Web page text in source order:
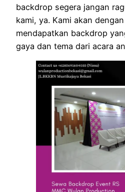
backdrop segera jangan
kami, ya. Kami akan
mendapatkan backdrop
gaya dan tema dari acara